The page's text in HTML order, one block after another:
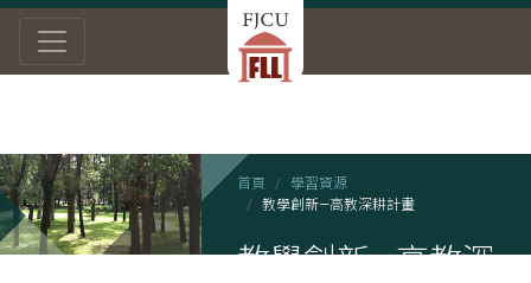
首頁
學習資源
教學創新—高教深耕計畫
教學創新—高教深